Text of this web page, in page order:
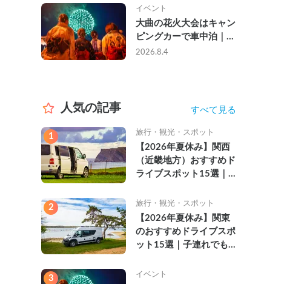
組の記録
イベント
大曲の花火大会はキャン
ピングカーで車中泊｜宿
なし・渋滞なしで楽しむ
2026.8.4
人気の記事 すべて見る
1 旅行・観光・スポット
【2026年夏休み】関西
（近畿地方）おすすめド
ライブスポット15選｜
名所を紹介
2 旅行・観光・スポット
【2026年夏休み】関東
のおすすめドライブスポ
ット15選｜子連れでも
ルメ・温泉を徹底解説
3 イベント